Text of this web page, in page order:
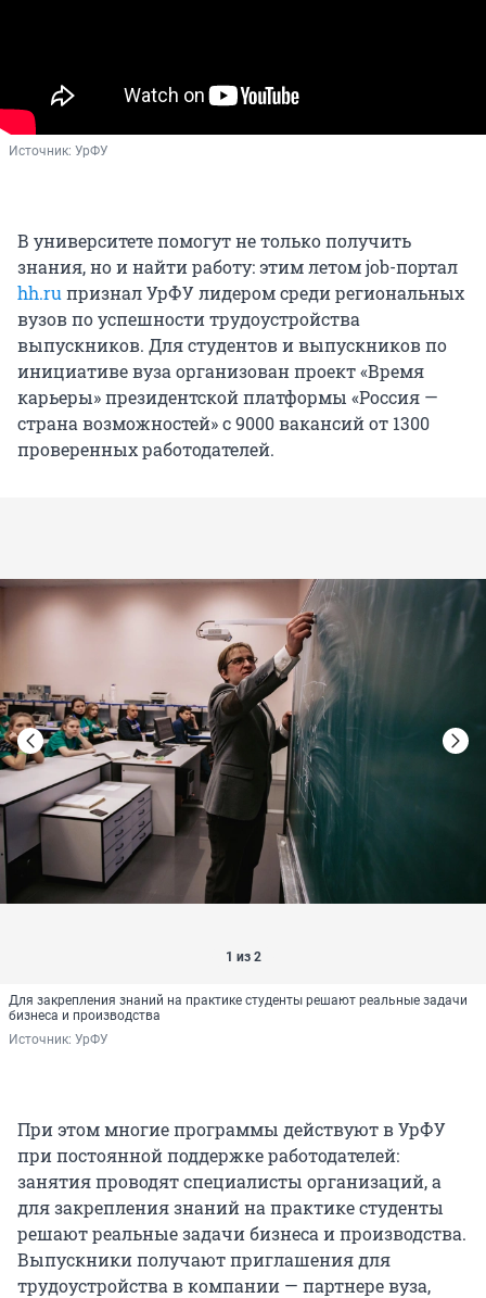
Источник: УрФУ
В университете помогут не только получить
знания, но и найти работу: этим летом job-портал
hh.ruпризнал УрФУ лидером среди региональных
вузов по успешности трудоустройства
выпускников. Для студентов и выпускников по
инициативе вуза организован проект «Время
карьеры» президентской платформы «Россия —
страна возможностей» с 9000 вакансий от 1300
проверенных работодателей.
1 из 2
Для закрепления знаний на практике студенты решают реальные задачи
бизнеса и производства
Источник: УрФУ
При этом многие программы действуют в УрФУ
при постоянной поддержке работодателей:
занятия проводят специалисты организаций, а
для закрепления знаний на практике студенты
решают реальные задачи бизнеса и производства.
Выпускники получают приглашения для
трудоустройства в компании — партнере вуза,